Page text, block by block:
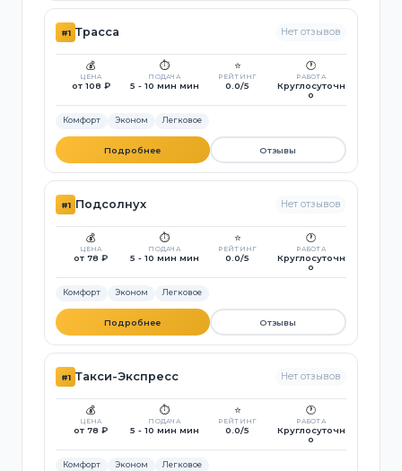
#1 Трасса Нет отзывов
💰
ЦЕНА
от 108 ₽
⏱️
ПОДАЧА
5 - 10 мин мин
⭐
РЕЙТИНГ
0.0/5
🕐
РАБОТА
Круглосуточн
о
Комфорт Эконом Легковое
Подробнее Отзывы
#1 Подсолнух Нет отзывов
💰
ЦЕНА
от 78 ₽
⏱️
ПОДАЧА
5 - 10 мин мин
⭐
РЕЙТИНГ
0.0/5
🕐
РАБОТА
Круглосуточн
о
Комфорт Эконом Легковое
Подробнее Отзывы
#1 Такси-Экспресс Нет отзывов
💰
ЦЕНА
от 78 ₽
⏱️
ПОДАЧА
5 - 10 мин мин
⭐
РЕЙТИНГ
0.0/5
🕐
РАБОТА
Круглосуточн
о
Комфорт Эконом Легковое